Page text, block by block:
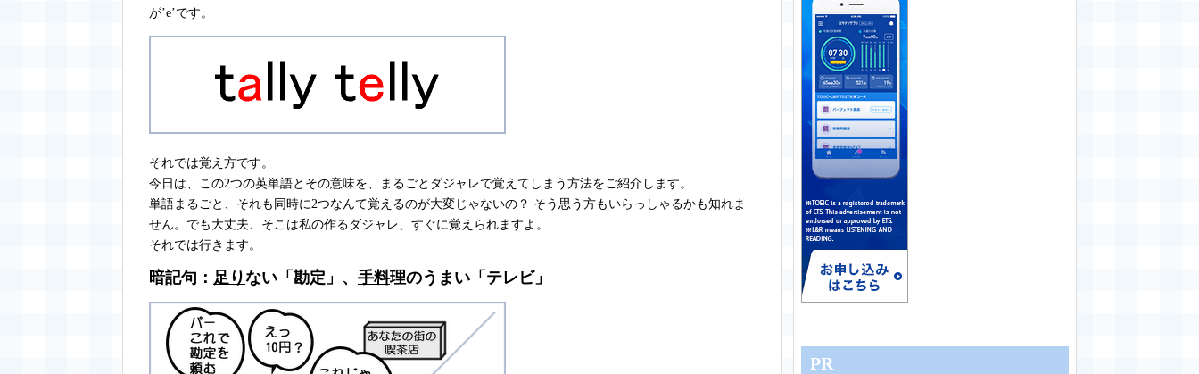
が’e’です。
それでは覚え方です。
今日は、この2つの英単語とその意味を、まるごとダジャレで覚えてしまう方法をご紹介します。
単語まるごと、それも同時に2つなんて覚えるのが大変じゃないの？ そう思う方もいらっしゃるかも知れま
せん。でも大丈夫、そこは私の作るダジャレ、すぐに覚えられますよ。
それでは行きます。
暗記句： 足りない「勘定」、 手料理のうまい「テレビ」
PR